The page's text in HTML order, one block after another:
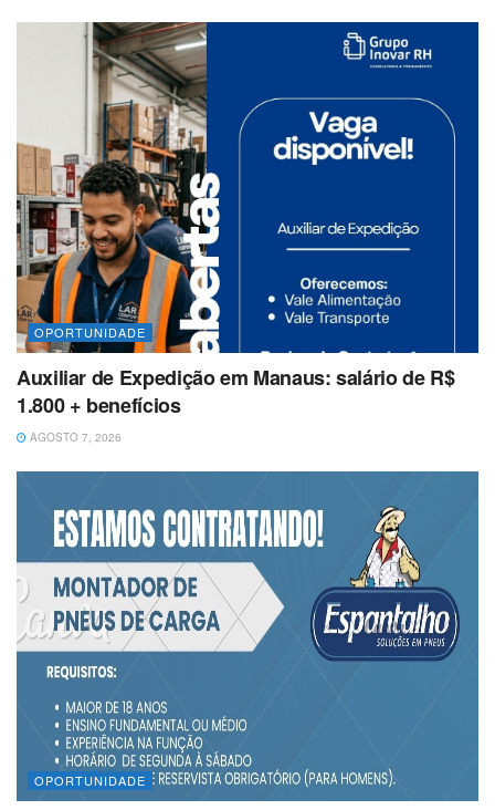
OPORTUNIDADE
Auxiliar de Expedição em Manaus: salário de R$
1.800 + benefícios
AGOSTO 7, 2026
OPORTUNIDADE